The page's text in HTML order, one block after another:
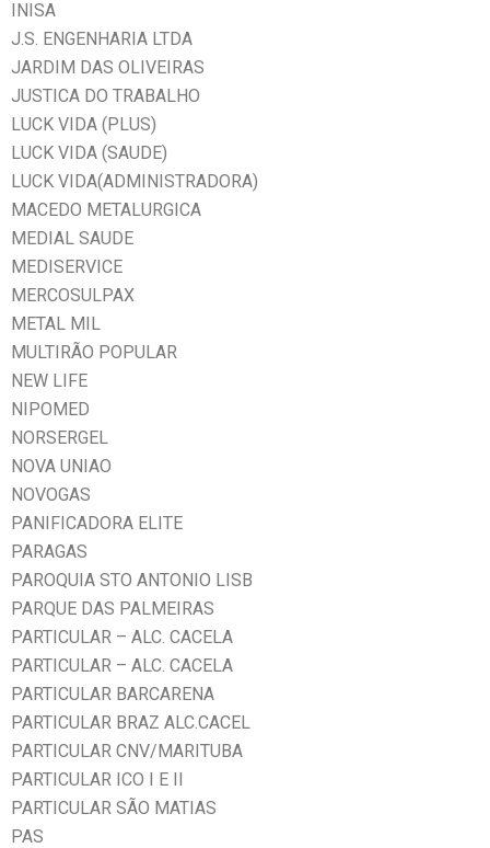
INISA
J.S. ENGENHARIA LTDA
JARDIM DAS OLIVEIRAS
JUSTICA DO TRABALHO
LUCK VIDA (PLUS)
LUCK VIDA (SAUDE)
LUCK VIDA(ADMINISTRADORA)
MACEDO METALURGICA
MEDIAL SAUDE
MEDISERVICE
MERCOSULPAX
METAL MIL
MULTIRÃO POPULAR
NEW LIFE
NIPOMED
NORSERGEL
NOVA UNIAO
NOVOGAS
PANIFICADORA ELITE
PARAGAS
PAROQUIA STO ANTONIO LISB
PARQUE DAS PALMEIRAS
PARTICULAR – ALC. CACELA
PARTICULAR – ALC. CACELA
PARTICULAR BARCARENA
PARTICULAR BRAZ ALC.CACEL
PARTICULAR CNV/MARITUBA
PARTICULAR ICO I E II
PARTICULAR SÃO MATIAS
PAS